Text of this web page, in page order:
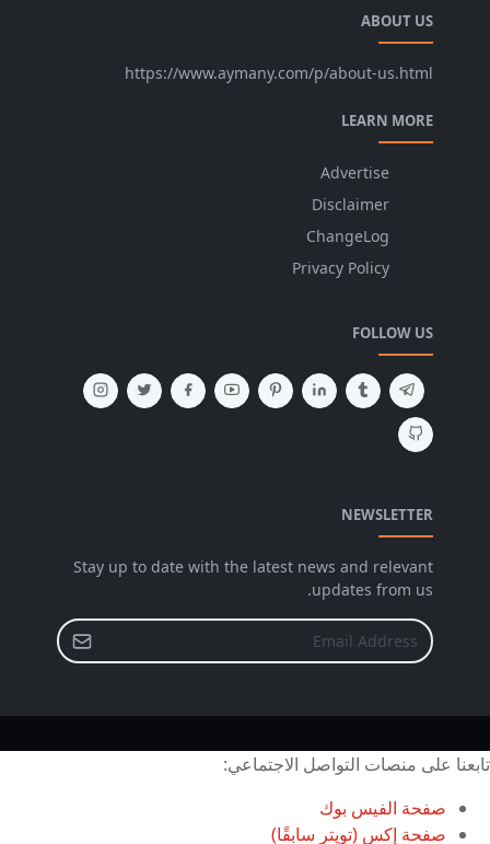
ABOUT US
https://www.aymany.com/p/about-us.html
LEARN MORE
Advertise
Disclaimer
ChangeLog
Privacy Policy
FOLLOW US
NEWSLETTER
Stay up to date with the latest news and relevant
updates from us.
تابعنا على منصات التواصل الاجتماعي:
صفحة الفيس بوك
صفحة إكس (تويتر سابقًا)